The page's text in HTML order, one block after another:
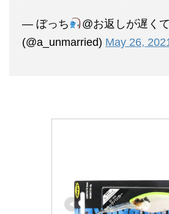
— ぼっち
@お返しが遅く
(@a_unmarried) May 26,